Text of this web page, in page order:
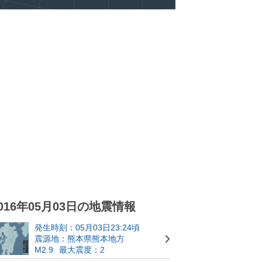
年05月03日の地震情報
発生時刻：05月03日23:24頃
震源地：熊本県熊本地方
M2.9
最大震度：2